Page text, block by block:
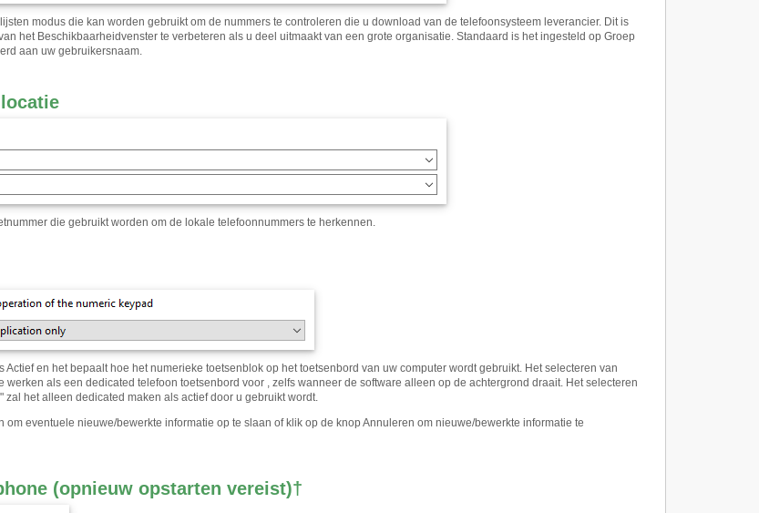
modus die kan worden gebruikt om de nummers te controleren die u download van de telefoonsysteem leverancier. Dit is
het Beschikbaarheidvenster te verbeteren als u deel uitmaakt van een grote organisatie. Standaard is het ingesteld op Groep
aan uw gebruikersnaam.
die gebruikt worden om de lokale telefoonnummers te herkennen.
Actief en het bepaalt hoe het numerieke toetsenblok op het toetsenbord van uw computer wordt gebruikt. Het selecteren van
werken als een dedicated telefoon toetsenbord voor , zelfs wanneer de software alleen op de achtergrond draait. Het selecteren
zal het alleen dedicated maken als actief door u gebruikt wordt.
om eventuele nieuwe/bewerkte informatie op te slaan of klik op de knop Annuleren om nieuwe/bewerkte informatie te
(opnieuw opstarten vereist)†